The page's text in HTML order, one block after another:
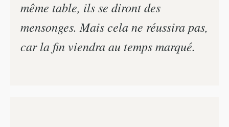
même table, ils se diront des
mensonges. Mais cela ne réussira pas,
car la fin viendra au temps marqué.